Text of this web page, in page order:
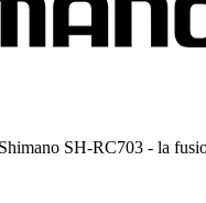
SH-RC703 - la